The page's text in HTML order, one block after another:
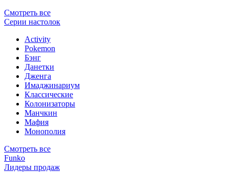
Смотреть все
Серии настолок
Activity
Pokemon
Бэнг
Данетки
Дженга
Имаджинариум
Классические
Колонизаторы
Манчкин
Мафия
Монополия
Смотреть все
Funko
Лидеры продаж